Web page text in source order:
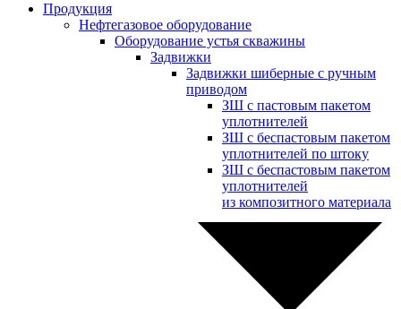
Продукция
Нефтегазовое оборудование
Оборудование устья скважины
Задвижки
Задвижки шиберные с ручным
приводом
ЗШ с пастовым пакетом
уплотнителей
ЗШ с беспастовым пакетом
уплотнителей по штоку
ЗШ с беспастовым пакетом
уплотнителей
из композитного материала